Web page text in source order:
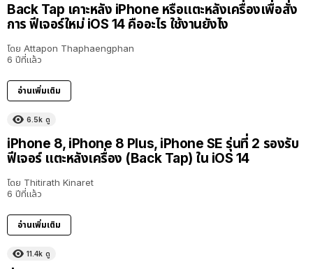
Back Tap เคาะหลัง iPhone หรือแตะหลังเครื่องเพื่อสั่ง
การ ฟีเจอร์ใหม่ iOS 14 คืออะไร ใช้งานยังไง
โดย Attapon Thaphaengphan
6 ปีที่แล้ว
อ่านเพิ่มเติม
6.5k ดู
iPhone 8, iPhone 8 Plus, iPhone SE รุ่นที่ 2 รองรับ
ฟีเจอร์ แตะหลังเครื่อง (Back Tap) ใน iOS 14
โดย Thitirath Kinaret
6 ปีที่แล้ว
อ่านเพิ่มเติม
11.4k ดู